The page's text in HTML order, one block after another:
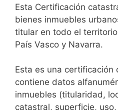
Esta Certificación
bienes inmuebles
titular en todo el
País Vasco y Navarra.
Esta es una certificación
contiene datos
inmuebles (titularidad,
catastral, superficie,